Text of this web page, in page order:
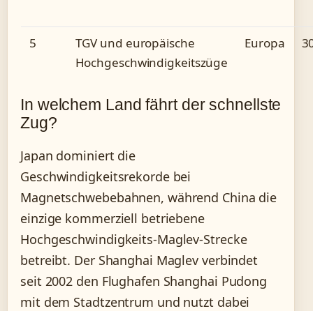
5
TGV und europäische
Hochgeschwindigkeitszüge
Europa
In welchem Land fährt der schnellste
Zug?
Japan dominiert die
Geschwindigkeitsrekorde bei
Magnetschwebebahnen, während China die
einzige kommerziell betriebene
Hochgeschwindigkeits-Maglev-Strecke
betreibt. Der Shanghai Maglev verbindet
seit 2002 den Flughafen Shanghai Pudong
mit dem Stadtzentrum und nutzt dabei